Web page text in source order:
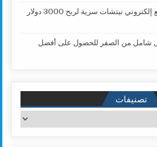
أفضل محتوى للربح من موقع إلكتروني نيتشات سرية لربح 3000 دولار
شامل من الصفر للحصول على أفضل
تصنيفات